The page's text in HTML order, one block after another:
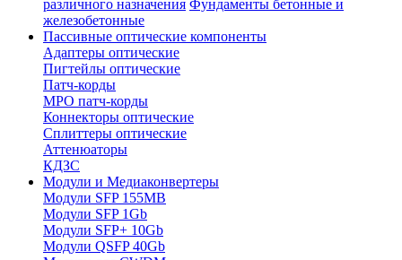
различного назначения Фундаменты бетонные и
железобетонные
Пассивные оптические компоненты
Адаптеры оптические
Пигтейлы оптические
Патч-корды
MPO патч-корды
Коннекторы оптические
Сплиттеры оптические
Аттенюаторы
КДЗС
Модули и Медиаконвертеры
Модули SFP 155MB
Модули SFP 1Gb
Модули SFP+ 10Gb
Модули QSFP 40Gb